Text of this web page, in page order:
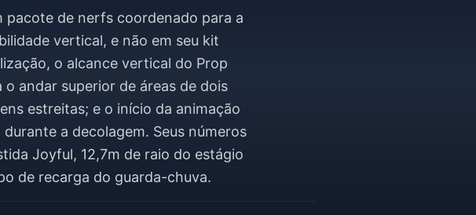
de nerfs coordenado para a
vertical, e não em seu kit
o alcance vertical do Prop
andar superior de áreas de dois
estreitas; e o início da animação
a decolagem. Seus números
Joyful, 12,7m de raio do estágio
de recarga do guarda-chuva.